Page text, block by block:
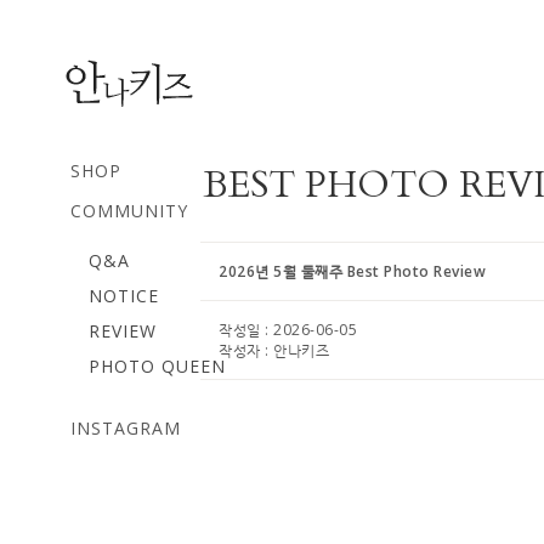
SHOP
COMMUNITY
Q&A
NOTICE
REVIEW
PHOTO QUEEN
INSTAGRAM
BEST PHOTO
2026년 5월 둘째주 Best Photo Review
작성일 : 2026-06-05
작성자 : 안나키즈